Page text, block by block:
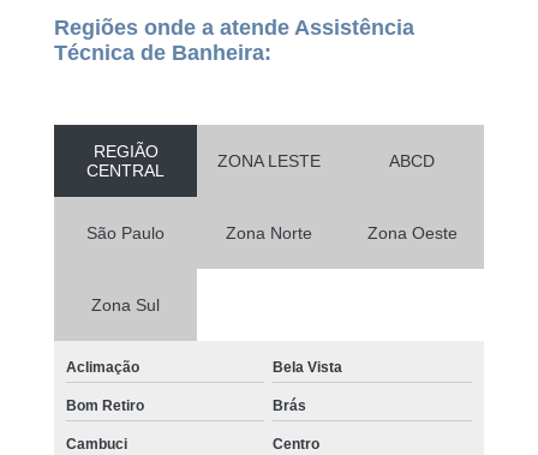
Regiões onde a atende Assistência
Técnica de Banheira:
REGIÃO
CENTRAL
ZONA LESTE ABCD
São Paulo Zona Norte Zona Oeste
Zona Sul
Aclimação Bela Vista
Bom Retiro Brás
Cambuci Centro